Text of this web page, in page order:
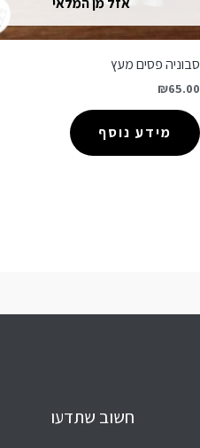
סבוניה פסים מעץ
₪65.00
מידע נוסף
חשוב שתדעו